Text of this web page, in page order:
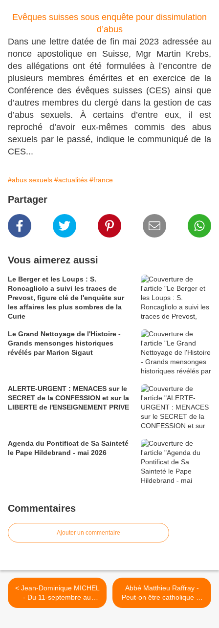
Evêques suisses sous enquête pour dissimulation
d’abus
Dans une lettre datée de fin mai 2023 adressée au
nonce apostolique en Suisse, Mgr Martin Krebs,
des allégations ont été formulées à l’encontre de
plusieurs membres émérites et en exercice de la
Conférence des évêques suisses (CES) ainsi que
d’autres membres du clergé dans la gestion de cas
d’abus sexuels. À certains d’entre eux, il est
reproché d’avoir eux-mêmes commis des abus
sexuels par le passé, indique le communiqué de la
CES...
#abus sexuels #actualités #france
Partager
Vous aimerez aussi
Le Berger et les Loups : S.
Roncagliolo a suivi les traces de
Prevost, figure clé de l'enquête sur
les affaires les plus sombres de la
Curie
Le Grand Nettoyage de l'Histoire -
Grands mensonges historiques
révélés par Marion Sigaut
ALERTE-URGENT : MENACES sur le
SECRET de la CONFESSION et sur la
LIBERTE de l'ENSEIGNEMENT PRIVE
Agenda du Pontificat de Sa Sainteté
le Pape Hildebrand - mai 2026
Commentaires
Ajouter un commentaire
< Jean-Dominique MICHEL
- Du 11-septembre au
Covid-19 ?!
Abbé Matthieu Raffray -
Peut-on être catholique et
homosexuel ? >